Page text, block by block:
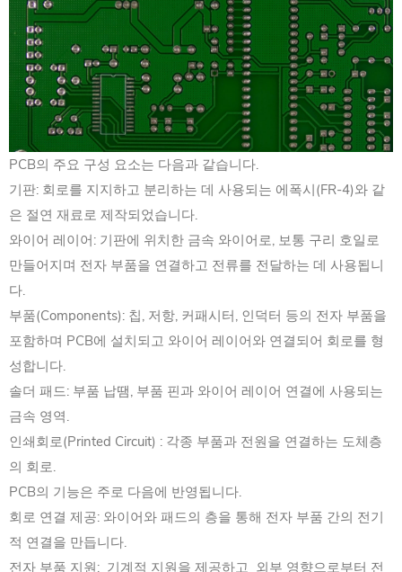
PCB의 주요 구성 요소는 다음과 같습니다.
기판: 회로를 지지하고 분리하는 데 사용되는 에폭시(FR-4)와 같
은 절연 재료로 제작되었습니다. ‌
와이어 레이어: ‌기판에 위치한 금속 와이어로, ‌보통 구리 호일로
만들어지며 전자 부품을 연결하고 전류를 전달하는 데 사용됩니
다. ‌
부품(Components): ‌칩, ‌저항, ‌커패시터, ‌인덕터 등의 전자 부품을
포함하며 PCB에 설치되고 와이어 레이어와 연결되어 회로를 형
성합니다. ‌
솔더 패드: ‌부품 납땜, ‌부품 핀과 와이어 레이어 연결에 사용되는
금속 영역. ‌
인쇄회로(Printed Circuit) : 각종 부품과 전원을 연결하는 도체층
의 회로. ‌
PCB의 기능은 주로 다음에 반영됩니다.
회로 연결 제공: ‌와이어와 패드의 층을 통해 전자 부품 간의 전기
적 연결을 만듭니다. ‌
전자 부품 지원: ‌ 기계적 지원을 제공하고 ‌ 외부 영향으로부터 전